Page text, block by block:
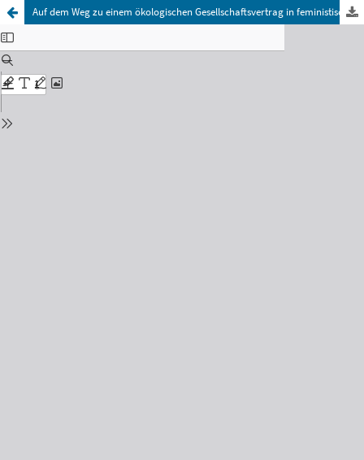
Auf dem Weg zu einem ökologischen Gesellschaftsvertrag in feministischer Tradition